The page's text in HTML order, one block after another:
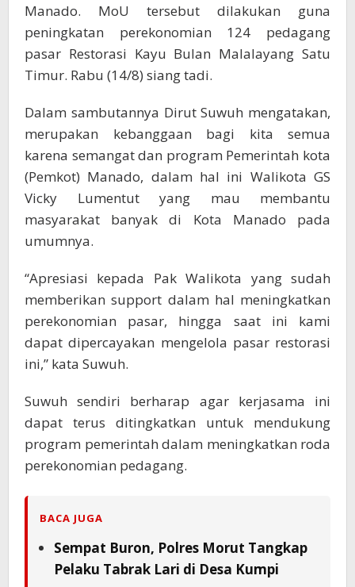
Manado. MoU tersebut dilakukan guna
peningkatan perekonomian 124 pedagang
pasar Restorasi Kayu Bulan Malalayang Satu
Timur. Rabu (14/8) siang tadi.
Dalam sambutannya Dirut Suwuh mengatakan,
merupakan kebanggaan bagi kita semua
karena semangat dan program Pemerintah kota
(Pemkot) Manado, dalam hal ini Walikota GS
Vicky Lumentut yang mau membantu
masyarakat banyak di Kota Manado pada
umumnya.
“Apresiasi kepada Pak Walikota yang sudah
memberikan support dalam hal meningkatkan
perekonomian pasar, hingga saat ini kami
dapat dipercayakan mengelola pasar restorasi
ini,” kata Suwuh.
Suwuh sendiri berharap agar kerjasama ini
dapat terus ditingkatkan untuk mendukung
program pemerintah dalam meningkatkan roda
perekonomian pedagang.
BACA JUGA
Sempat Buron, Polres Morut Tangkap
Pelaku Tabrak Lari di Desa Kumpi